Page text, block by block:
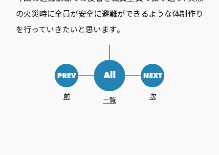
の火災時に全員が安全に避難ができるような体制作り
を行っていきたいと思います。
PREV
前
All
一覧
NEXT
次